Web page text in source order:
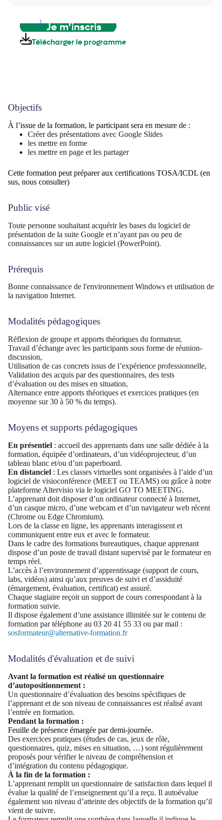
Je m’inscris
Télécharger le programme
Objectifs
À l’issue de la formation, le participant sera en mesure de :
Créer des présentations avec Google Slides
les mettre en forme
les mettre en page et les partager
Cette formation peut préparer aux certifications TOSA/ICDL (en
sus, nous consulter)
Public visé
Toute personne souhaitant acquérir les bases du logiciel de
présentation de la suite Google et n’ayant pas ou peu de
connaissances sur un autre logiciel (PowerPoint).
Prérequis
Bonne connaissance de l'environnement Windows et utilisation de
la navigation Internet.
Modalités pédagogiques
Réflexion de groupe et apports théoriques du formateur,
Travail d’échange avec les participants sous forme de réunion-
discussion,
Utilisation de cas concrets issus de l’expérience professionnelle,
Validation des acquis par des questionnaires, des tests
d’évaluation ou des mises en situation,
Alternance entre apports théoriques et exercices pratiques (en
moyenne sur 30 à 50 % du temps).
Moyens et supports pédagogiques
En présentiel : accueil des apprenants dans une salle dédiée à la
formation, équipée d’ordinateurs, d’un vidéoprojecteur, d’un
tableau blanc et/ou d’un paperboard.
En distanciel : Les classes virtuelles sont organisées à l’aide d’un
logiciel de visioconférence (MEET ou TEAMS) ou grâce à notre
plateforme Altervisio via le logiciel GO TO MEETING.
L’apprenant doit disposer d’un ordinateur connecté à Internet,
d’un casque micro, d’une webcam et d’un navigateur web récent
(Chrome ou Edge Chromium).
Lors de la classe en ligne, les apprenants interagissent et
communiquent entre eux et avec le formateur.
Dans le cadre des formations bureautiques, chaque apprenant
dispose d’un poste de travail distant supervisé par le formateur en
temps réel.
L’accès à l’environnement d’apprentissage (support de cours,
labs, vidéos) ainsi qu’aux preuves de suivi et d’assiduité
(émargement, évaluation, certificat) est assuré.
Chaque stagiaire reçoit un support de cours correspondant à la
formation suivie.
Il dispose également d’une assistance illimitée sur le contenu de
formation par téléphone au 03 20 41 55 33 ou par mail :
sosformateur@alternative-formation.fr
Modalités d'évaluation et de suivi
Avant la formation est réalisé un questionnaire
d’autopositionnement :
Un questionnaire d’évaluation des besoins spécifiques de
l’apprenant et de son niveau de connaissances est réalisé avant
l’entrée en formation.
Pendant la formation :
Feuille de présence émargée par demi-journée.
Des exercices pratiques (études de cas, jeux de rôle,
questionnaires, quiz, mises en situation, …) sont régulièrement
proposés pour vérifier le niveau de compréhension et
d’intégration du contenu pédagogique.
À la fin de la formation :
L’apprenant remplit un questionnaire de satisfaction dans lequel il
évalue la qualité de l’enseignement qu’il a reçu. Il autoévalue
également son niveau d’atteinte des objectifs de la formation qu’il
vient de suivre.